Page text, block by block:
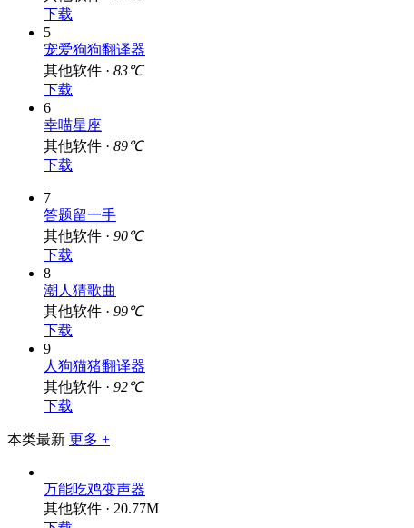
下载
5
宠爱狗狗翻译器
其他软件 · 83℃
下载
6
幸喵星座
其他软件 · 89℃
下载
7
答题留一手
其他软件 · 90℃
下载
8
潮人猜歌曲
其他软件 · 99℃
下载
9
人狗猫猪翻译器
其他软件 · 92℃
下载
本类最新 更多 +
万能吃鸡变声器
其他软件 · 20.77M